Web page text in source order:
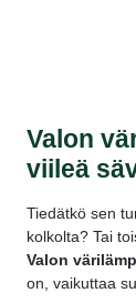
Valon
viileä
Tiedätkö sen
kolkolta? Tai
Valon
on, vaikuttaa